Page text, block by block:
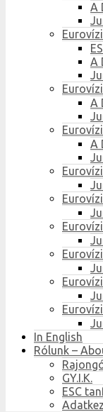
A
A
A
A
In English
Rólunk –
GY.I.K.
ESC